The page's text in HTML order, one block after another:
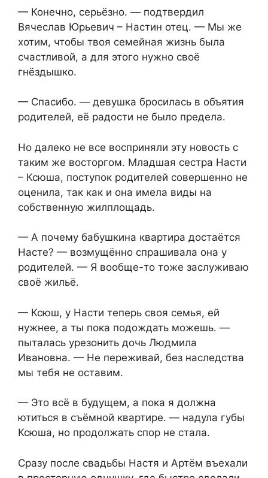
— Конечно, серьёзно. — подтвердил
Вячеслав Юрьевич – Настин отец. — Мы же
хотим, чтобы твоя семейная жизнь была
счастливой, а для этого нужно своё
гнёздышко.
— Спасибо. — девушка бросилась в объятия
родителей, её радости не было предела.
Но далеко не все восприняли эту новость с
таким же восторгом. Младшая сестра Насти
– Ксюша, поступок родителей совершенно не
оценила, так как и она имела виды на
собственную жилплощадь.
— А почему бабушкина квартира достаётся
Насте? — возмущённо спрашивала она у
родителей. — Я вообще-то тоже заслуживаю
своё жильё.
— Ксюш, у Насти теперь своя семья, ей
нужнее, а ты пока подождать можешь. —
пыталась урезонить дочь Людмила
Ивановна. — Не переживай, без наследства
мы тебя не оставим.
— Это всё в будущем, а пока я должна
ютиться в съёмной квартире. — надула губы
Ксюша, но продолжать спор не стала.
Сразу после свадьбы Настя и Артём въехали